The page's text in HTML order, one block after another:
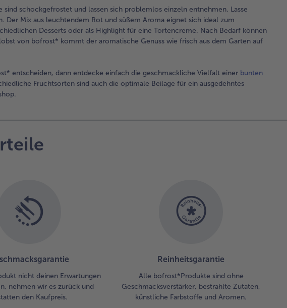
schockgefrostet und lassen sich problemlos einzeln entnehmen. Lasse
Mix aus leuchtendem Rot und süßem Aroma eignet sich ideal zum
Desserts oder als Highlight für eine Tortencreme. Nach Bedarf können
von bofrost* kommt der aromatische Genuss wie frisch aus dem Garten auf
entscheiden, dann entdecke einfach die geschmackliche Vielfalt einer bunten
Fruchtsorten sind auch die optimale Beilage für ein ausgedehntes
nicht deinen Erwartungen
nehmen wir es zurück und
den Kaufpreis.
Reinheitsgarantie
Alle bofrost*Produkte sind ohne
Geschmacksverstärker, bestrahlte Zutaten,
künstliche Farbstoffe und Aromen.